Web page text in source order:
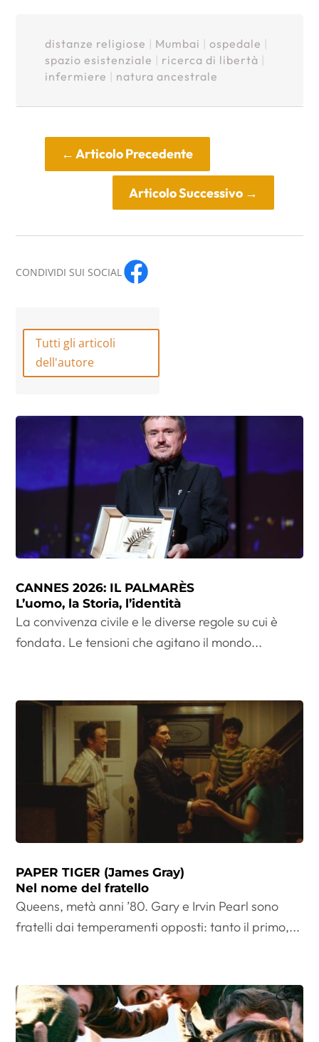
distanze religiose Mumbai ospedale
spazio esistenziale
ricerca di libertà
infermiere
natura ancestrale
←Articolo Precedente
Articolo Successivo→
CONDIVIDI SUI SOCIAL
Tutti gli articoli
dell'autore
CANNES 2026: IL PALMARÈS
L’uomo, la Storia, l’identità
La convivenza civile e le diverse regole su cui è
fondata. Le tensioni che agitano il mondo...
PAPER TIGER (James Gray)
Nel nome del fratello
Queens, metà anni ’80. Gary e Irvin Pearl sono
fratelli dai temperamenti opposti: tanto il primo,...